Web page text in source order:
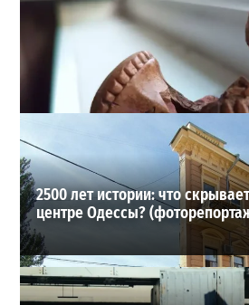
В одесском жилмассиве
мужчина: что известно
27-07-2026 в 13:47
ВИБОР РЕДАКЦИИ
2500 лет истории: что
центре Одессы?